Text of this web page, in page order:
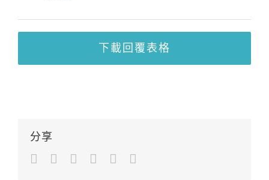
下載回覆表格
分享
FacebookTwitterLinkedInGoogle+Pinterest